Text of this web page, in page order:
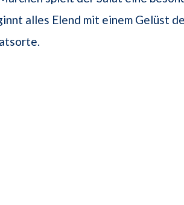
alles Elend mit einem Gelüst